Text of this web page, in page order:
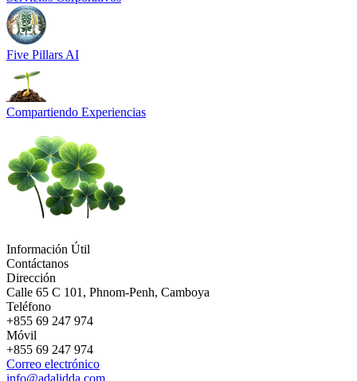
Five Pillars AI
Compartiendo Experiencias
Información Útil
Contáctanos
Dirección
Calle 65 C 101, Phnom-Penh, Camboya
Teléfono
+855 69 247 974
Móvil
+855 69 247 974
Correo electrónico
info@adalidda.com